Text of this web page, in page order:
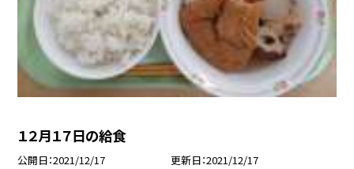
１２月１７日の給食
公開日 2021/12/17 更新日 2021/12/17